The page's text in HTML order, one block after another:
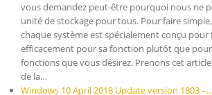
vous demandez peut-être pourquoi nous ne
unité de stockage pour tous. Pour faire
chaque système est spécialement conçu
efficacement pour sa fonction plutôt que
fonctions que vous désirez. Prenons cet
de la…
Windows 10 April 2018 Update version 1803